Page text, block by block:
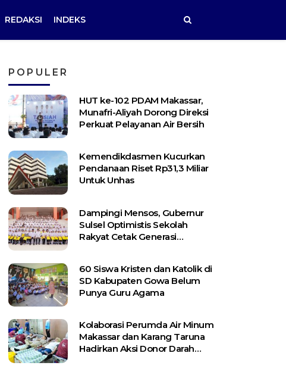
REDAKSI INDEKS
POPULER
HUT ke-102 PDAM Makassar,
Munafri-Aliyah Dorong Direksi
Perkuat Pelayanan Air Bersih
Kemendikdasmen Kucurkan
Pendanaan Riset Rp31,3 Miliar
Untuk Unhas
Dampingi Mensos, Gubernur
Sulsel Optimistis Sekolah
Rakyat Cetak Generasi
60 Siswa Kristen dan Katolik di
SD Kabupaten Gowa Belum
Punya Guru Agama
Kolaborasi Perumda Air Minum
Makassar dan Karang Taruna
Hadirkan Aksi Donor Darah